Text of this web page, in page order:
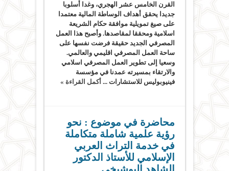
القرن الخامس عشر الهجري، وغدا أسلوبا
جديدا يحقق أهداف الوساطة المالية معتمدا
على صيغ تمويلية موافقة حكام الشريعة
اسلامية ومحققا لمقاصدها. وأصبح هذا العمل
المصرفي الجديد حقيقة فرضت نفسها على
ساحة العمل المصرفي اقليمي والعالمي.
وسعيا إلى تطوير العمل المصرفي اسلامي
والارتقاء بمسيرته عمدنا في مؤسسة
فينيوبوليس للاستشارات ... أكمل القراءة »
محاضرة في موضوع : ‫نحو
رؤية علمية شاملة متكاملة
في خدمة التراث العربي
الإسلامي‎ للأستاذ الدكتور